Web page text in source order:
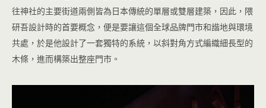
往神社的主要街道兩側皆為日本傳統的單層或雙層建築，因此，隈
研吾設計時的首要概念，便是要讓這個全球品牌門市和諧地與環境
共處，於是他設計了一套獨特的系統，以斜對角方式編織細長型的
木條，進而構築出整座門市。